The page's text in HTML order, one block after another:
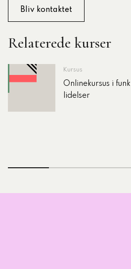
Relaterede kurser
Kursus
Onlinekursus i
lidelser